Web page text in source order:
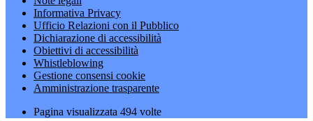
Informativa Privacy
Ufficio Relazioni con il Pubblico
Dichiarazione di accessibilità
Obiettivi di accessibilità
Whistleblowing
Gestione consensi cookie
Amministrazione trasparente
Pagina visualizzata 494 volte